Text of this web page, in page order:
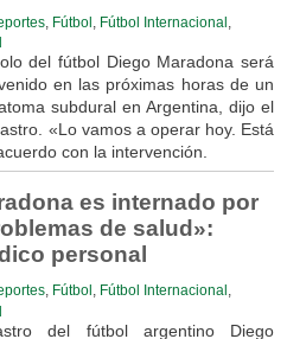
, Fútbol Fútbol Internacional
del fútbol Diego Maradona será
en las próximas horas de un
subdural en Argentina, dijo el
«Lo vamos a operar hoy. Está
con la intervención.
es internado por
de salud»:
personal
, Fútbol , Fútbol Internacional ,
del fútbol argentino Diego